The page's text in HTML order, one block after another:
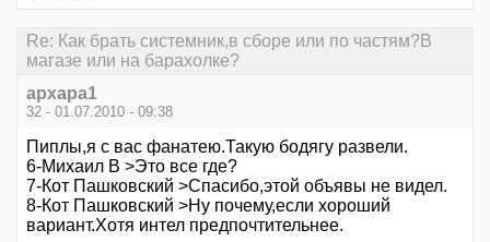
Re: Как брать системник,в сборе или по частям?В
магазе или на барахолке?
архара1
32 - 01.07.2010 - 09:38
Пиплы,я с вас фанатею.Такую бодягу развели.
6-Михаил В >Это все где?
7-Кот Пашковский >Спасибо,этой объявы не видел.
8-Кот Пашковский >Ну почему,если хороший
вариант.Хотя интел предпочтительнее.